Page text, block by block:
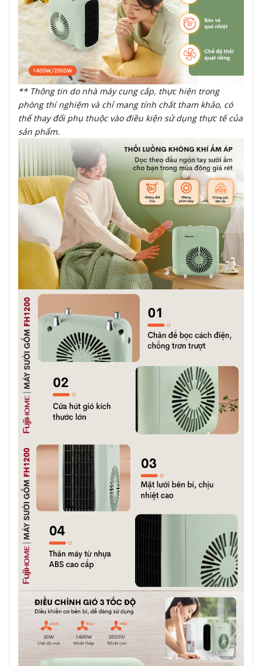
** Thông tin do nhà máy cung cấp, thực hiện trong
phòng thí nghiệm và chỉ mang tính chất tham khảo, có
thể thay đổi phụ thuộc vào điều kiện sử dụng thực tế của
sản phẩm.